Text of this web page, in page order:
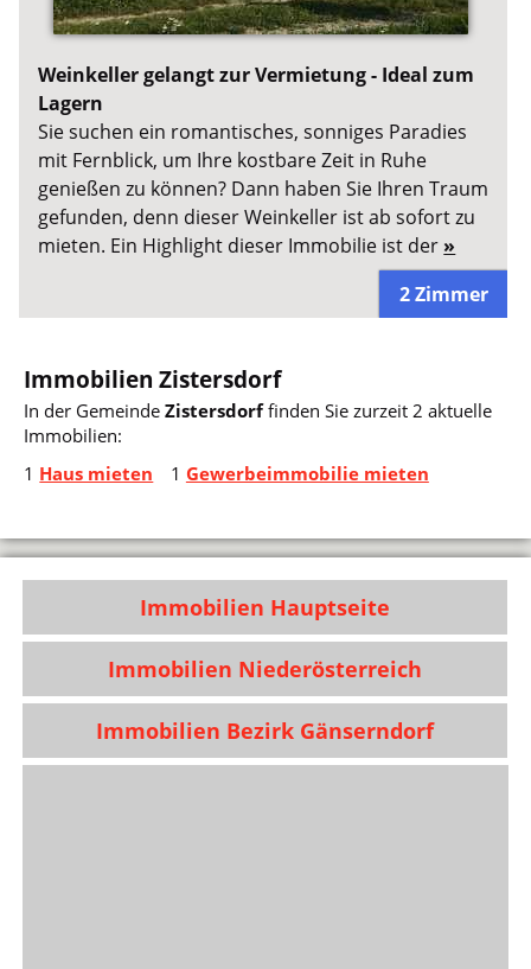
Weinkeller gelangt zur Vermietung - Ideal zum
Lagern
Sie suchen ein romantisches, sonniges Paradies
mit Fernblick, um Ihre kostbare Zeit in Ruhe
genießen zu können? Dann haben Sie Ihren Traum
gefunden, denn dieser Weinkeller ist ab sofort zu
mieten. Ein Highlight dieser Immobilie ist der »
2 Zimmer
Immobilien Zistersdorf
In der GemeindeZistersdorffinden Sie zurzeit 2 aktuelle
Immobilien:
1 Haus mieten 1 Gewerbeimmobilie mieten
Immobilien Hauptseite
Immobilien Niederösterreich
Immobilien Bezirk Gänserndorf